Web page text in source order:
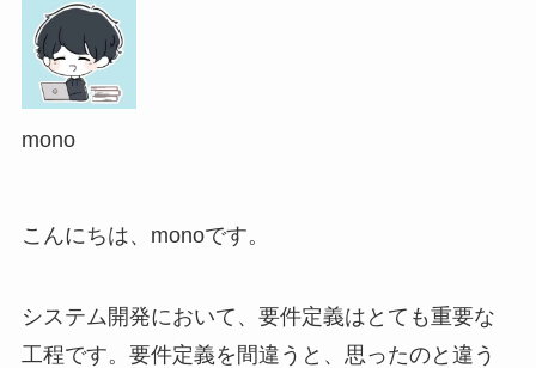
mono
こんにちは、monoです。
システム開発において、要件定義はとても重要な
工程です。要件定義を間違うと、思ったのと違う